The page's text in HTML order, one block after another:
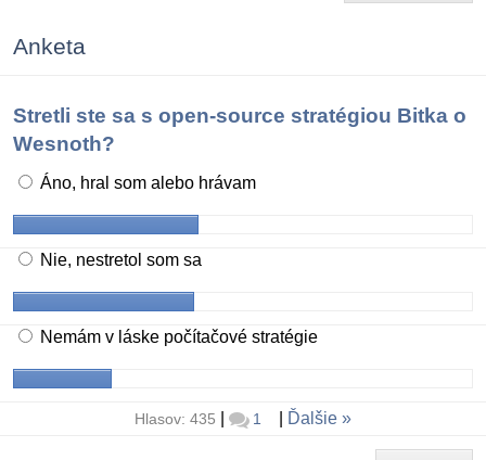
Anketa
Stretli ste sa s open-source stratégiou Bitka o
Wesnoth?
Áno, hral som alebo hrávam
Nie, nestretol som sa
Nemám v láske počítačové stratégie
Hlasov: 435 1 Ďalšie